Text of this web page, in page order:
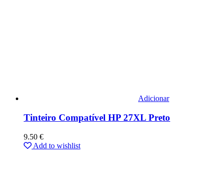
Adicionar
Tinteiro Compatível HP 27XL Preto
9.50 €
Add to wishlist